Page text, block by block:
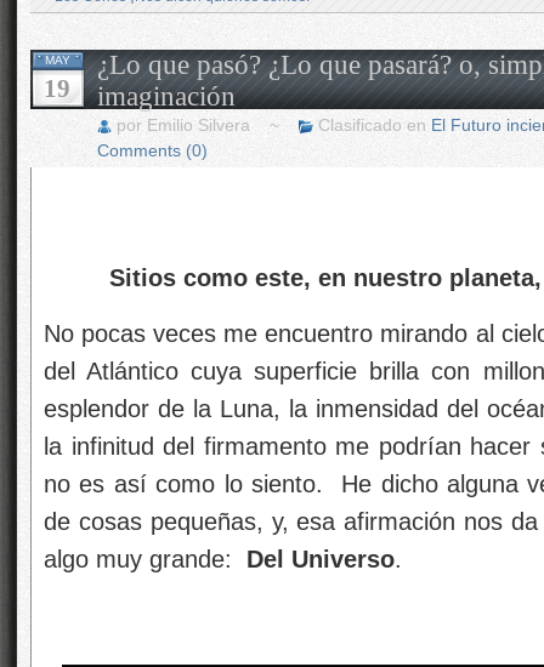
MAY
19
¿Lo que pasó? ¿Lo que pasará? o,
imaginación
por Emilio Silvera ~ Clasificado en El Futuro
Comments (0)
Sitios como este, en nuestro
No pocas veces me encuentro mirando al
del Atlántico cuya superficie brilla con
esplendor de la Luna, la inmensidad del
la infinitud del firmamento me podrían
no es así como lo siento. He dicho alguna
de cosas pequeñas, y, esa afirmación nos
algo muy grande: Del Universo.